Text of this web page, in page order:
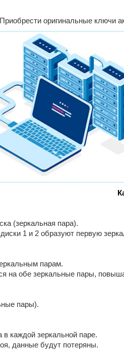
Приобрести оригинальные ключи
(зеркальная пара).
1 и 2 образуют первую
парам.
на обе зеркальные пары,
пары).
каждой зеркальной паре.
данные будут потеряны.